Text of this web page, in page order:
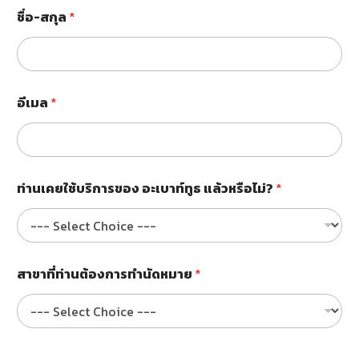
า
ใ
ด
ที่
ท่
น
อ
ง
ร
ทำ
นั
ด
อ
-
ส
กุ
ล
ชื่อ-สกุล *
อีเมล *
ท่านเคยใช้บริการของ อะเบาท์ทูธ แล้วหรือไม่? *
สาขาที่ท่านต้องการทำนัดหมาย *